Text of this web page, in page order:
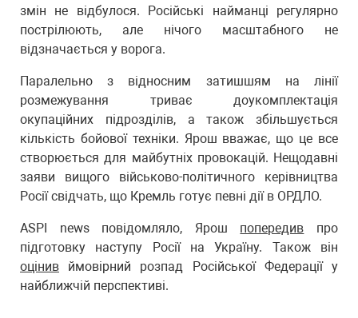
змін не відбулося. Російські найманці регулярно
пострілюють, але нічого масштабного не
відзначається у ворога.
Паралельно з відносним затишшям на лінії
розмежування триває доукомплектація
окупаційних підрозділів, а також збільшується
кількість бойової техніки. Ярош вважає, що це все
створюється для майбутніх провокацій. Нещодавні
заяви вищого військово-політичного керівництва
Росії свідчать, що Кремль готує певні дії в ОРДЛО.
ASPI news повідомляло, Ярош попередив про
підготовку наступу Росії на Україну. Також він
оцінив ймовірний розпад Російської Федерації у
найближчій перспективі.